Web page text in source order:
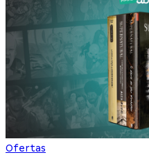
Ofertas